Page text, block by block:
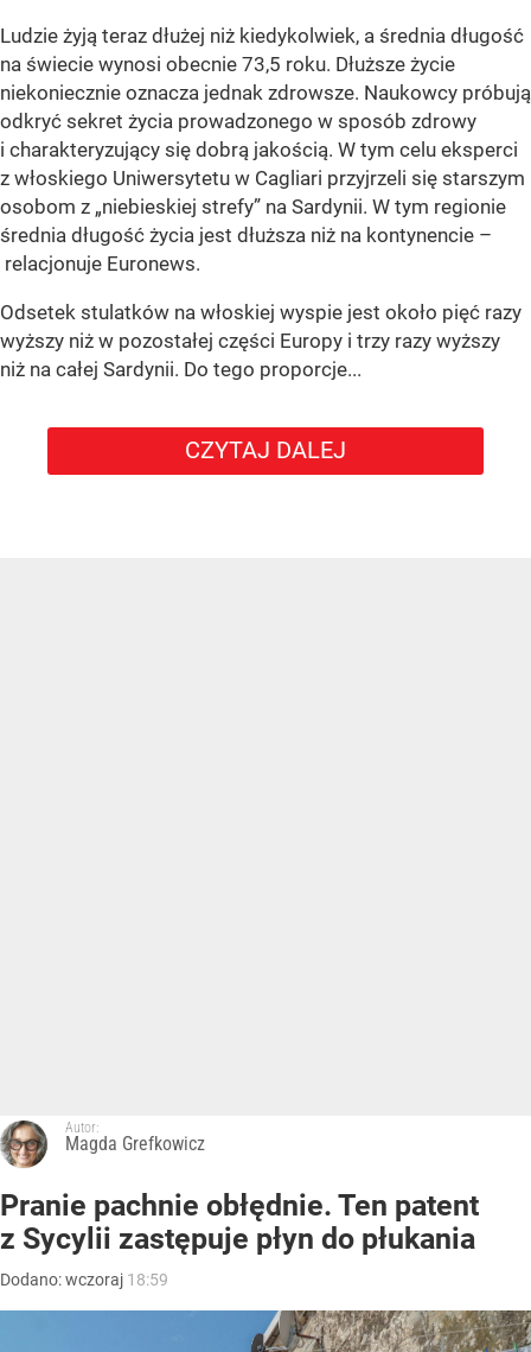
Ludzie żyją teraz dłużej niż kiedykolwiek, a średnia długość
na świecie wynosi obecnie 73,5 roku. Dłuższe życie
niekoniecznie oznacza jednak zdrowsze. Naukowcy próbują
odkryć sekret życia prowadzonego w sposób zdrowy
i charakteryzujący się dobrą jakością. W tym celu eksperci
z włoskiego Uniwersytetu w Cagliari przyjrzeli się starszym
osobom z „niebieskiej strefy” na Sardynii. W tym regionie
średnia długość życia jest dłuższa niż na kontynencie –
relacjonuje Euronews.
Odsetek stulatków na włoskiej wyspie jest około pięć razy
wyższy niż w pozostałej części Europy i trzy razy wyższy
niż na całej Sardynii. Do tego proporcje...
CZYTAJ DALEJ
Autor:
Magda Grefkowicz
Pranie pachnie obłędnie. Ten patent
z Sycylii zastępuje płyn do płukania
Dodano:wczoraj 18:59